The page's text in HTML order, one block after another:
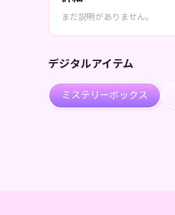
まだ説明がありません。
デジタルアイテム
ミステリーボックス